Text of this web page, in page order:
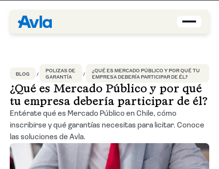
Brokers
Asegurados
Quiénes Somos
Centro de Ayuda
BLOG
POLIZAS DE
GARANTÍA
¿QUÉ ES MERCADO PÚBLICO Y POR QUÉ TU
EMPRESA DEBERÍA PARTICIPAR DE ÉL?
¿Qué es Mercado Público y por qué
tu empresa debería participar de él?
Entérate qué es Mercado Público en Chile, cómo
inscribirse y qué garantías necesitas para licitar. Conoce
las soluciones de Avla.